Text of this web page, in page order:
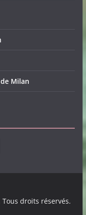
Milan
Tous droits réservés.